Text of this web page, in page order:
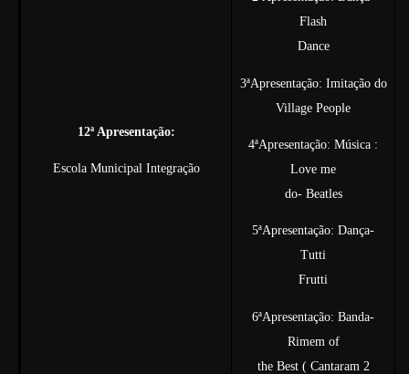
12ª Apresentação:
Escola Municipal Integração
Flash
Dance
3ªApresentação: Imitação do
Village People
4ªApresentação: Música :
Love me
do- Beatles
5ªApresentação: Dança-
Tutti
Frutti
6ªApresentação: Banda-
Rimem of
the Best ( Cantaram 2